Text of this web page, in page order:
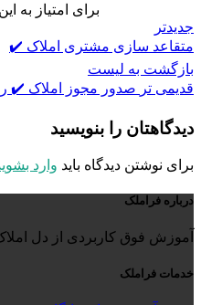
برای امتیاز به
جدیدتر
متقاعد سازی مشتری املاک ✔️
بازگشت به لیست
قدیمی تر صدور مجوز املاک ✔️
دیدگاهتان را بنویسید
برای نوشتن دیدگاه باید وارد
درباره فراملک
آموزش فوق کاربردی از دل
خدمات فراملک